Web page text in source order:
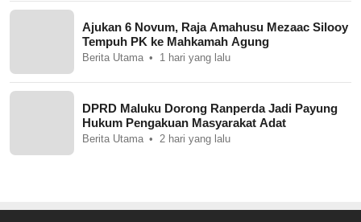
Ajukan 6 Novum, Raja Amahusu Mezaac Silooy
Tempuh PK ke Mahkamah Agung
Berita Utama 1 hari yang lalu
DPRD Maluku Dorong Ranperda Jadi Payung
Hukum Pengakuan Masyarakat Adat
Berita Utama 2 hari yang lalu